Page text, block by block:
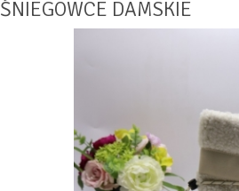
ŚNIEGOWCE DAMSKIE